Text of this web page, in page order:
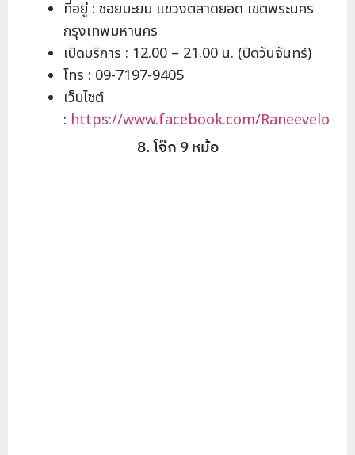
ที่อยู่ : ซอยมะยม แขวงตลาดยอด เขตพระนคร
กรุงเทพมหานคร
เปิดบริการ : 12.00 – 21.00 น. (ปิดวันจันทร์)
โทร : 09-7197-9405
เว็บไซต์
: https://www.facebook.com/Raneevelo
8. โจ๊ก 9 หม้อ